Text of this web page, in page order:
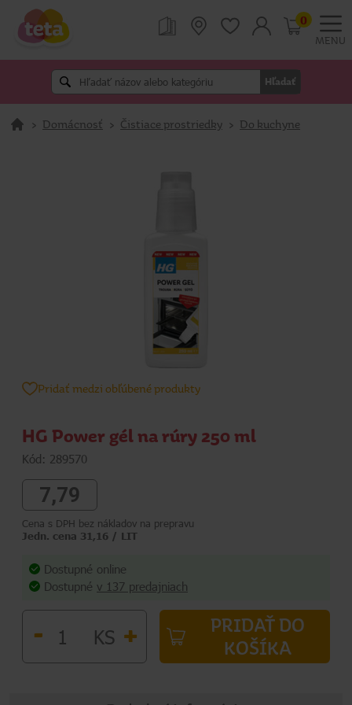
MENU
Hľadať
0
> Domácnosť > Čistiace prostriedky > Do kuchyne
Pridať medzi obľúbené produkty
HG Power gél na rúry 250 ml
Kód: 289570
7,79
Cena s DPH bez nákladov na prepravu
Jedn. cena 31,16 / LIT
Dostupné online
Dostupné v 137 predajniach
- KS +
PRIDAŤ DO
KOŠÍKA